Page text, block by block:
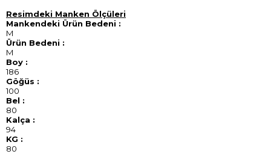
Resimdeki Manken Ölçüleri
Mankendeki Ürün Bedeni :
M
Ürün Bedeni :
M
Boy :
186
Göğüs :
100
Bel :
80
Kalça :
94
KG :
80